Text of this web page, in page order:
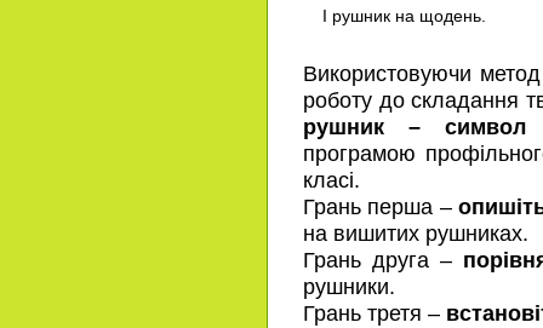
І рушник на щодень.
Використовуючи
роботу до складання
рушник – символ
програмою
класі.
Грань перша –
на вишитих рушниках.
Грань друга –
рушники.
Грань третя –